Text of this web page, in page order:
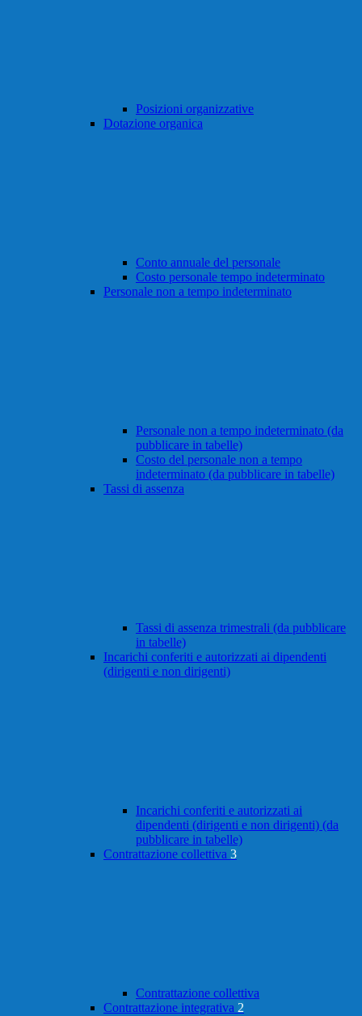
Posizioni organizzative
Dotazione organica
Conto annuale del personale
Costo personale tempo indeterminato
Personale non a tempo indeterminato
Personale non a tempo indeterminato (da
pubblicare in tabelle)
Costo del personale non a tempo
indeterminato (da pubblicare in tabelle)
Tassi di assenza
Tassi di assenza trimestrali (da pubblicare
in tabelle)
Incarichi conferiti e autorizzati ai dipendenti
(dirigenti e non dirigenti)
Incarichi conferiti e autorizzati ai
dipendenti (dirigenti e non dirigenti) (da
pubblicare in tabelle)
Contrattazione collettiva 3
Contrattazione collettiva
Contrattazione integrativa 2